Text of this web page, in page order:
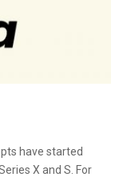
have started
X and S. For